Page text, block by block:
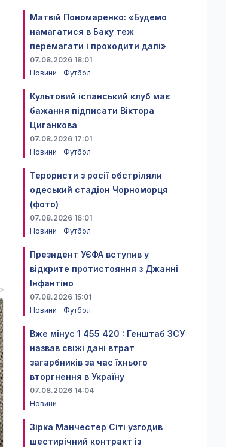
Матвій Пономаренко: «Будемо
намагатися в Баку теж
перемагати і проходити далі»
07.08.2026 18:01
Новини
Футбол
Культовий іспанський клуб має
бажання підписати Віктора
Циганкова
07.08.2026 17:01
Новини
Футбол
Терористи з росії обстріляли
одеський стадіон Чорноморця
(фото)
07.08.2026 16:01
Новини
Футбол
Президент УЄФА вступив у
відкрите протистояння з Джанні
Інфантіно
07.08.2026 15:01
Новини
Футбол
Вже мінус 1 455 420 : Генштаб ЗСУ
назвав свіжі дані втрат
загарбників за час їхнього
вторгнення в Україну
07.08.2026 14:04
Новини
Зірка Манчестер Сіті узгодив
шестирічний контракт із